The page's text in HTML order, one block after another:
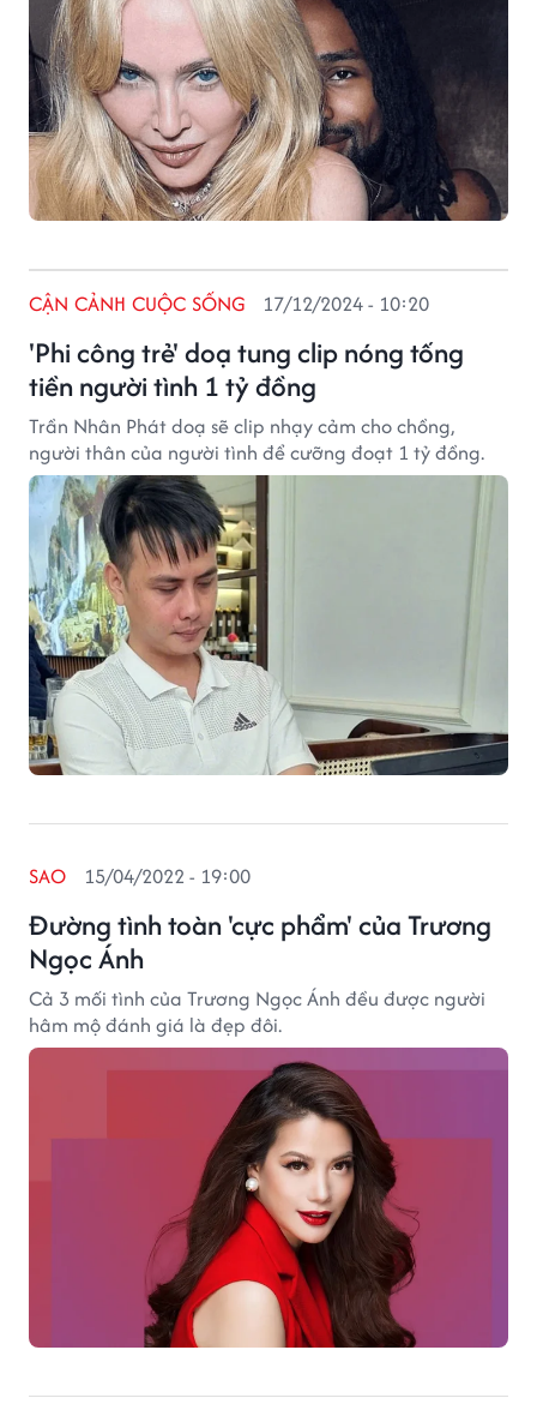
'Phi công trẻ' doạ tung clip nóng tống
tiền người tình 1 tỷ đồng
CẬN CẢNH CUỘC SỐNG 17/12/2024 - 10:20
Trần Nhân Phát doạ sẽ clip nhạy cảm cho chồng,
người thân của người tình để cưỡng đoạt 1 tỷ đồng.
Đường tình toàn 'cực phẩm' của Trương
Ngọc Ánh
SAO 15/04/2022 - 19:00
Cả 3 mối tình của Trương Ngọc Ánh đều được người
hâm mộ đánh giá là đẹp đôi.